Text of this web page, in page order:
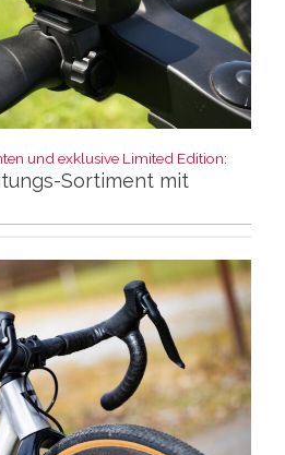
und exklusive Limited Edition:
Sortiment mit